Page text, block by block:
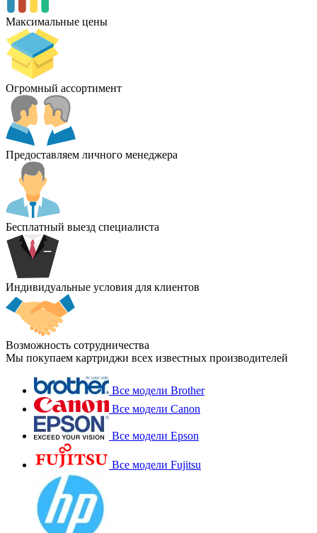
Максимальные цены
Огромный ассортимент
Предоставляем личного менеджера
Бесплатный выезд специалиста
Индивидуальные условия для клиентов
Возможность сотрудничества
Мы покупаем картриджи всех известных производителей
Все модели Brother
Все модели Canon
Все модели Epson
Все модели Fujitsu